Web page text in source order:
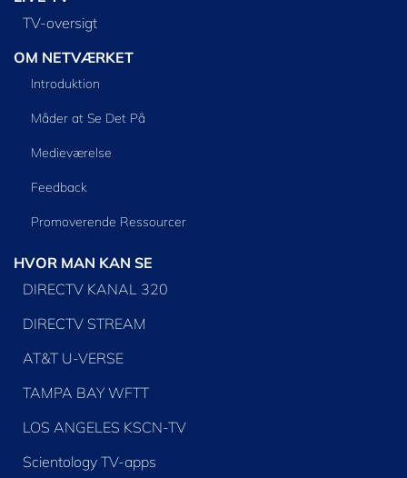
TV-oversigt
OM NETVÆRKET
Introduktion
Måder at Se Det På
Medieværelse
Feedback
Promoverende Ressourcer
HVOR MAN KAN SE
DIRECTV KANAL 320
DIRECTV STREAM
AT&T U-VERSE
TAMPA BAY WFTT
LOS ANGELES KSCN-TV
Scientology TV-apps